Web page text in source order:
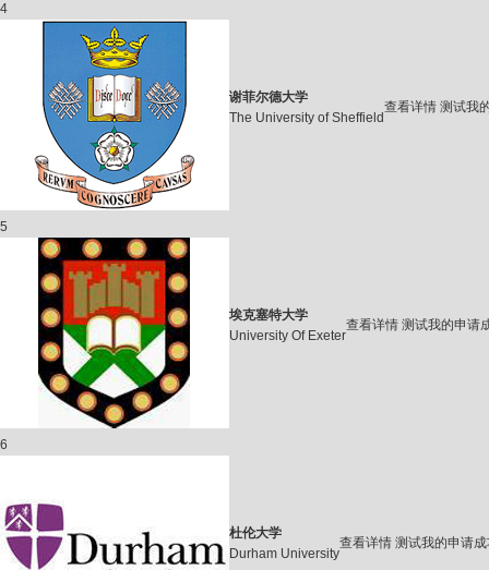
4
谢菲尔德大学
The University of Sheffield
查看详情 测试我
5
埃克塞特大学
University Of Exeter
查看详情 测试我的申请
6
杜伦大学
Durham University
查看详情 测试我的申请